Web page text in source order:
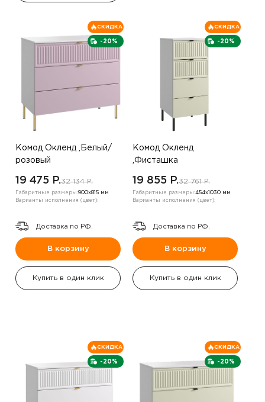
-20%
СКИДКА
Комод Окленд ,Белый/
розовый
19 475 P.32 134 P.
Габаритные размеры:900х815 мм
Варианты исполнения (цвет):
Доставка по РФ.
В корзину
Купить в один клик
-20%
СКИДКА
Комод Окленд
,Фисташка
19 855 P.32 761 P.
Габаритные размеры:454х1030 мм
Варианты исполнения (цвет):
Доставка по РФ.
В корзину
Купить в один клик
-20%
СКИДКА
-20%
СКИДКА